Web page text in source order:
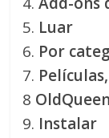
5. Luar
6. Por
7.
8 OldQueen
9. Instalar